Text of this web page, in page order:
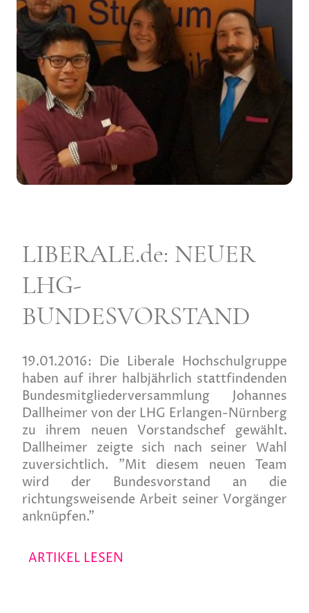
LIBERALE.de: NEUER
LHG-
BUNDESVORSTAND
19.01.2016: Die Liberale Hochschulgruppe
haben auf ihrer halbjährlich stattfindenden
Bundesmitgliederversammlung Johannes
Dallheimer von der LHG Erlangen-Nürnberg
zu ihrem neuen Vorstandschef gewählt.
Dallheimer zeigte sich nach seiner Wahl
zuversichtlich. "Mit diesem neuen Team
wird der Bundesvorstand an die
richtungsweisende Arbeit seiner Vorgänger
anknüpfen."
ARTIKEL LESEN